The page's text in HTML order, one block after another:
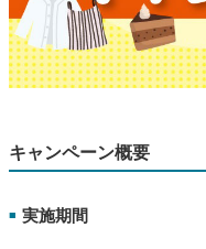
キャンペーン概要
■ 実施期間